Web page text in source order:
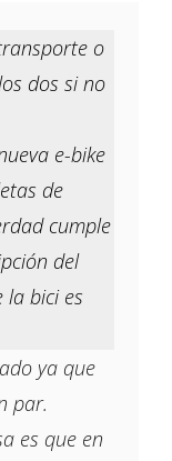
o
dos si no
e-bike
de
cumple
del
la bici es
ya que
par.
es que en